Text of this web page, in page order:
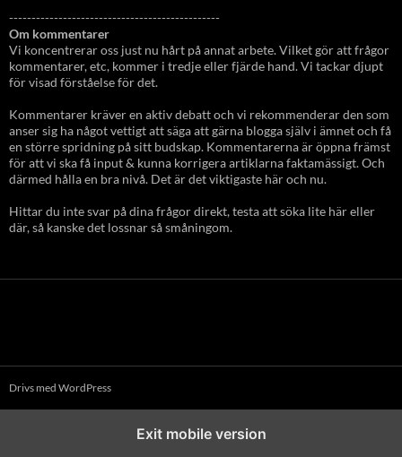
-----------------------------------------------
Om kommentarer
Vi koncentrerar oss just nu hårt på annat arbete. Vilket gör att frågor
kommentarer, etc, kommer i tredje eller fjärde hand. Vi tackar djupt
för visad förståelse för det.
Kommentarer kräver en aktiv debatt och vi rekommenderar den som
anser sig ha något vettigt att säga att gärna blogga själv i ämnet och få
en större spridning på sitt budskap. Kommentarerna är öppna främst
för att vi ska få input & kunna korrigera artiklarna faktamässigt. Och
därmed hålla en bra nivå. Det är det viktigaste här och nu.
Hittar du inte svar på dina frågor direkt, testa att söka lite här eller
där, så kanske det lossnar så småningom.
Drivs med WordPress
Exit mobile version